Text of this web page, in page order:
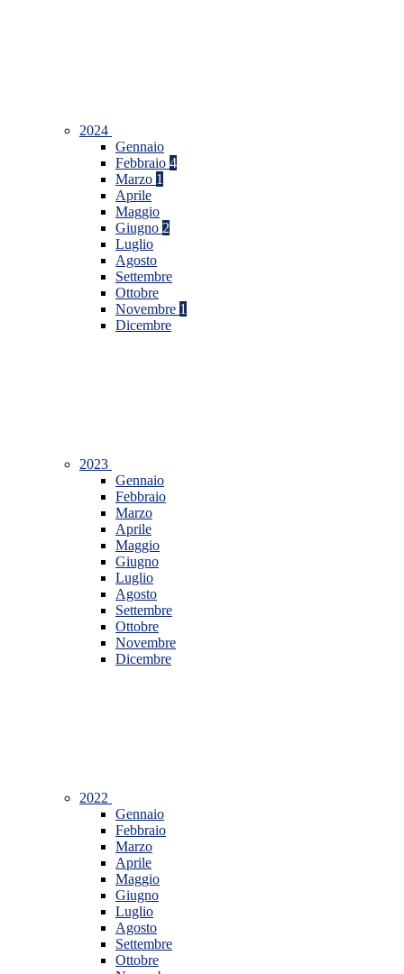
2024
Gennaio
Febbraio 4
Marzo 1
Aprile
Maggio
Giugno 2
Luglio
Agosto
Settembre
Ottobre
Novembre 1
Dicembre
2023
Gennaio
Febbraio
Marzo
Aprile
Maggio
Giugno
Luglio
Agosto
Settembre
Ottobre
Novembre
Dicembre
2022
Gennaio
Febbraio
Marzo
Aprile
Maggio
Giugno
Luglio
Agosto
Settembre
Ottobre